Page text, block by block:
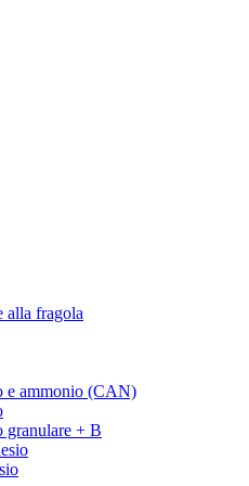
alla fragola
e ammonio (CAN)
granulare + B